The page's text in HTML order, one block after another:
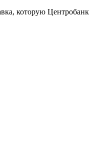
которую Центробанк